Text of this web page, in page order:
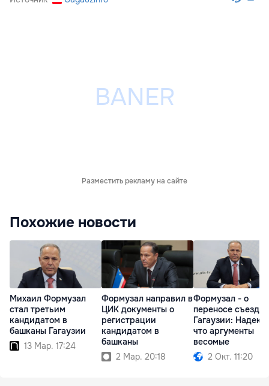
Разместить рекламу на сайте
Похожие новости
Михаил Формузал
стал третьим
кандидатом в
башканы Гагаузии
13 Мар. 17:24
Формузал направил в
ЦИК документы о
регистрации
кандидатом в
башканы
2 Мар. 20:18
Формузал - о
переносе съезда
Гагаузии:
что аргументы
весомые
2 Окт. 11:20